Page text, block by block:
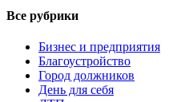
Все рубрики
Бизнес и предприятия
Благоустройство
Город должников
День для себя